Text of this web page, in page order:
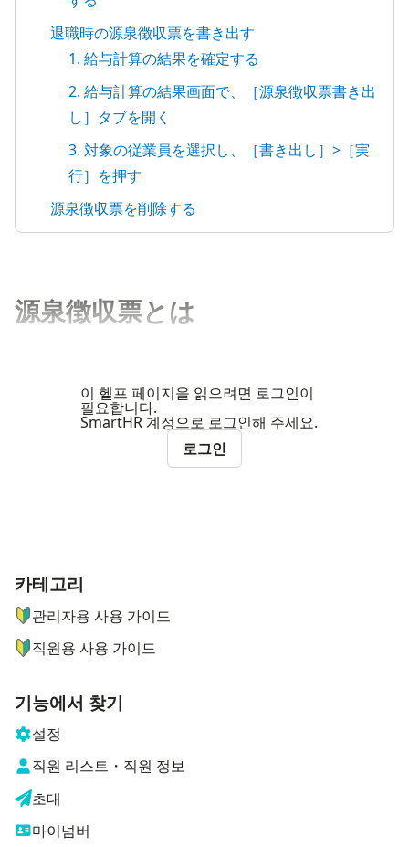
退職時の源泉徴収票を書き出す
1. 給与計算の結果を確定する
2. 給与計算の結果画面で、［源泉徴収票書き出
し］タブを開く
3. 対象の従業員を選択し、［書き出し］>［実
行］を押す
源泉徴収票を削除する
源泉徴収票とは
이 헬프 페이지을 읽으려면 로그인이
필요합니다.
SmartHR 계정으로 로그인해 주세요.
로그인
ナビゲーションメニュー
카테고리
관리자용 사용 가이드
직원용 사용 가이드
기능에서 찾기
설정
직원 리스트・직원 정보
초대
마이넘버